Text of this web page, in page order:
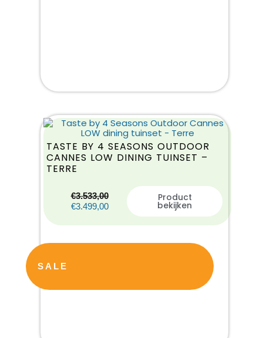
TASTE BY 4 SEASONS OUTDOOR
CANNES LOW DINING TUINSET –
TERRE
€3.533,00
€3.499,00
Product
bekijken
SALE